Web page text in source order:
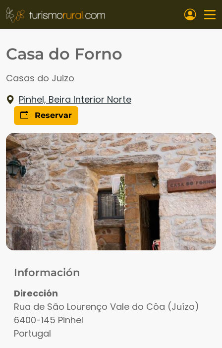
Pasar al contenido principal
Casa do Forno
Casas do Juizo
Pinhel, Beira Interior Norte
Reservar
Información
Dirección
Rua de São Lourenço Vale do Côa (Juízo)
6400-145 Pinhel
Portugal